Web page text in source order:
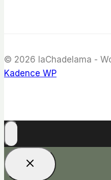
© 2026 laChadelama -
Kadence WP